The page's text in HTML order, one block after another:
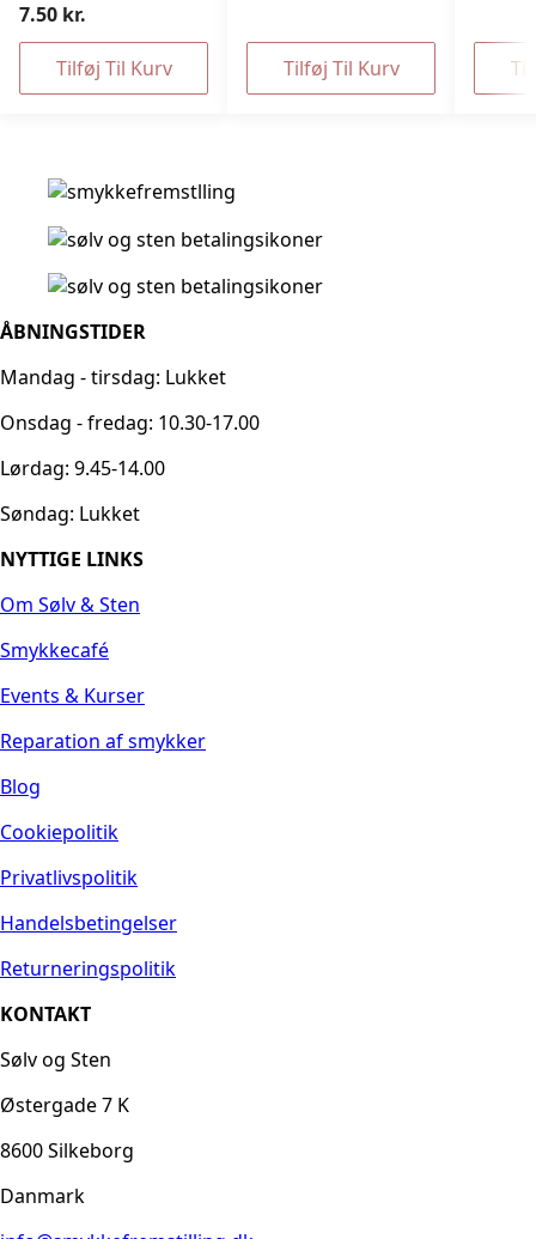
7.50 kr.
Tilføj Til Kurv Tilføj Til Kurv
ÅBNINGSTIDER
Mandag - tirsdag: Lukket
Onsdag - fredag: 10.30-17.00
Lørdag: 9.45-14.00
Søndag: Lukket
NYTTIGE LINKS
Om Sølv & Sten
Smykkecafé
Events & Kurser
Reparation af smykker
Blog
Cookiepolitik
Privatlivspolitik
Handelsbetingelser
Returneringspolitik
KONTAKT
Sølv og Sten
Østergade 7 K
8600 Silkeborg
Danmark